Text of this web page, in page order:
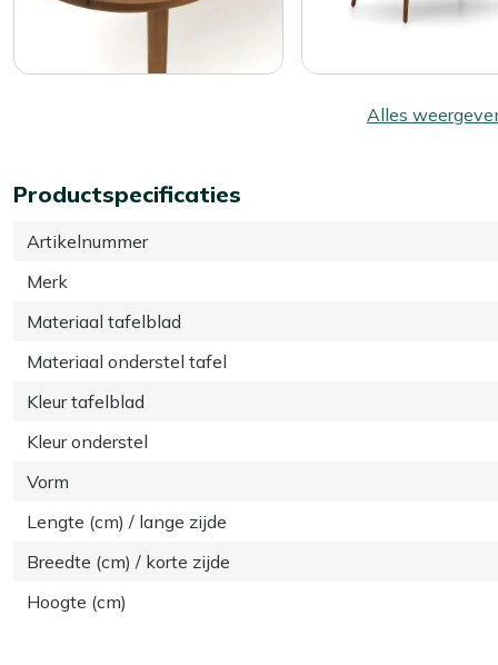
Alles
Productspecificaties
Artikelnummer
Merk
Materiaal tafelblad
Materiaal onderstel tafel
Kleur tafelblad
Kleur onderstel
Vorm
Lengte (cm) / lange zijde
Breedte (cm) / korte zijde
Hoogte (cm)